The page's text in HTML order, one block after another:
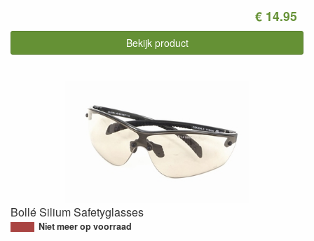
€ 14.95
Bekijk product
Bollé Silium Safetyglasses
Niet meer op voorraad